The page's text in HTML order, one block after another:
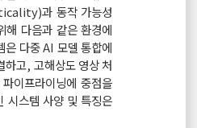
과 동작 가능성
다음과 같은 환경에
은 다중 AI 모델 통합에
하고, 고해상도 영상 처
이프라이닝에 중점을
시스템 사양 및 특징은